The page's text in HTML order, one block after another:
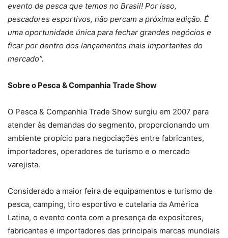
evento de pesca que temos no Brasil! Por isso,
pescadores esportivos, não percam a próxima edição. É
uma oportunidade única para fechar grandes negócios e
ficar por dentro dos lançamentos mais importantes do
mercado”.
Sobre o Pesca & Companhia Trade Show
O Pesca & Companhia Trade Show surgiu em 2007 para
atender às demandas do segmento, proporcionando um
ambiente propício para negociações entre fabricantes,
importadores, operadores de turismo e o mercado
varejista.
Considerado a maior feira de equipamentos e turismo de
pesca, camping, tiro esportivo e cutelaria da América
Latina, o evento conta com a presença de expositores,
fabricantes e importadores das principais marcas mundiais